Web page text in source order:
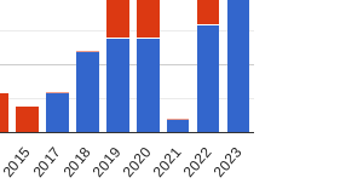
20152017201820192020202120222023